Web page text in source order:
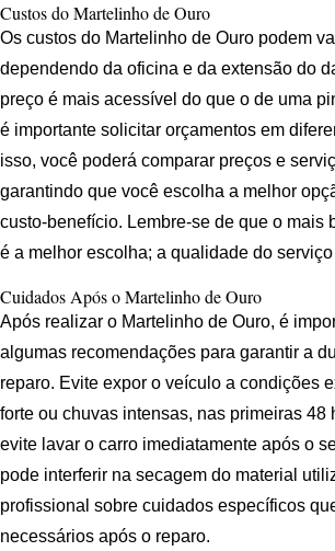
Custos do Martelinho de Ouro
Os custos do Martelinho de Ouro podem
dependendo da oficina e da extensão do
preço é mais acessível do que o de uma
é importante solicitar orçamentos em
isso, você poderá comparar preços e
garantindo que você escolha a melhor
custo-benefício. Lembre-se de que o mais
é a melhor escolha; a qualidade do
Cuidados Após o Martelinho de Ouro
Após realizar o Martelinho de Ouro, é
algumas recomendações para garantir a
reparo. Evite expor o veículo a condições
forte ou chuvas intensas, nas primeiras 48
evite lavar o carro imediatamente após o
pode interferir na secagem do material
profissional sobre cuidados específicos
necessários após o reparo.